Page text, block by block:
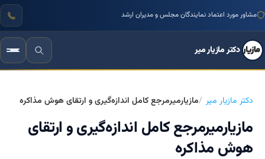
مشاور مورد اعتماد نمایندگان مجلس و مدیران ارشد
دکتر مازیار میر
دکتر مازیار میر مازیارمیرمرجع کامل اندازه‌گیری و ارتقای هوش مذاکره
مازیارمیرمرجع کامل اندازه‌گیری و ارتقای
هوش مذاکره